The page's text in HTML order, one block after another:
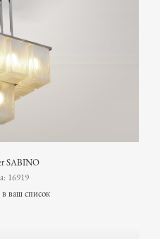
SABINO
16919
ваш список